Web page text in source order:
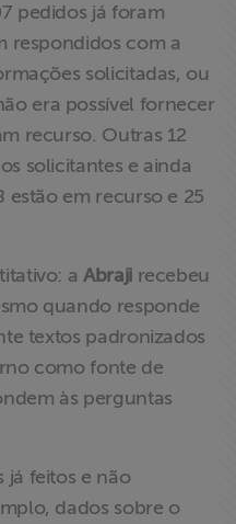
pedidos já foram
respondidos com a
solicitadas, ou
era possível fornecer
recurso. Outras 12
solicitantes e ainda
estão em recurso e 25
aAbrajirecebeu
quando responde
textos padronizados
como fonte de
às perguntas
já feitos e não
dados sobre o